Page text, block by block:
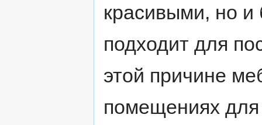
красивыми, но
подходит для
этой причине
помещениях